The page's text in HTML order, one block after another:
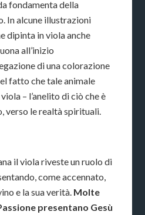
fondamenta della
In alcune illustrazioni
dipinta in viola anche
all’inizio
di una colorazione
fatto che tale animale
– l’anelito di ciò che è
verso le realtà spirituali.
il viola riveste un ruolo di
come accennato,
e la sua verità. Molte
presentano Gesù